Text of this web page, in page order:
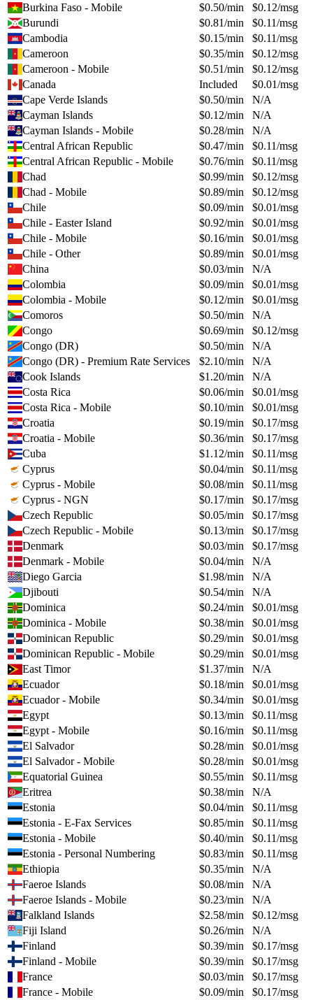
Burkina Faso - Mobile
$0.50/min $0.12/msg
Burundi
$0.81/min $0.11/msg
Cambodia
$0.15/min $0.11/msg
Cameroon
$0.35/min $0.12/msg
Cameroon - Mobile
$0.51/min $0.12/msg
Canada
Included $0.01/msg
Cape Verde Islands
$0.50/min
N/A
Cayman Islands
$0.12/min
N/A
Cayman Islands - Mobile
$0.28/min
N/A
Central African Republic
$0.47/min $0.11/msg
Central African Republic - Mobile
$0.76/min $0.11/msg
Chad
$0.99/min $0.12/msg
Chad - Mobile
$0.89/min $0.12/msg
Chile
$0.09/min $0.01/msg
Chile - Easter Island
$0.92/min $0.01/msg
Chile - Mobile
$0.16/min $0.01/msg
Chile - Other
$0.89/min $0.01/msg
China
$0.03/min
N/A
Colombia
$0.09/min $0.01/msg
Colombia - Mobile
$0.12/min $0.01/msg
Comoros
$0.50/min
N/A
Congo
$0.69/min $0.12/msg
Congo (DR)
$0.50/min
N/A
Congo (DR) - Premium Rate Services
$2.10/min
N/A
Cook Islands
$1.20/min
N/A
Costa Rica
$0.06/min $0.01/msg
Costa Rica - Mobile
$0.10/min $0.01/msg
Croatia
$0.19/min $0.17/msg
Croatia - Mobile
$0.36/min $0.17/msg
Cuba
$1.12/min $0.11/msg
Cyprus
$0.04/min $0.11/msg
Cyprus - Mobile
$0.08/min $0.11/msg
Cyprus - NGN
$0.17/min $0.17/msg
Czech Republic
$0.05/min $0.17/msg
Czech Republic - Mobile
$0.13/min $0.17/msg
Denmark
$0.03/min $0.17/msg
Denmark - Mobile
$0.04/min
N/A
Diego Garcia
$1.98/min
N/A
Djibouti
$0.54/min
N/A
Dominica
$0.24/min $0.01/msg
Dominica - Mobile
$0.38/min $0.01/msg
Dominican Republic
$0.29/min $0.01/msg
Dominican Republic - Mobile
$0.29/min $0.01/msg
East Timor
$1.37/min
N/A
Ecuador
$0.18/min $0.01/msg
Ecuador - Mobile
$0.34/min $0.01/msg
Egypt
$0.13/min $0.11/msg
Egypt - Mobile
$0.16/min $0.11/msg
El Salvador
$0.28/min $0.01/msg
El Salvador - Mobile
$0.28/min $0.01/msg
Equatorial Guinea
$0.55/min $0.11/msg
Eritrea
$0.38/min
N/A
Estonia
$0.04/min $0.11/msg
Estonia - E-Fax Services
$0.85/min $0.11/msg
Estonia - Mobile
$0.40/min $0.11/msg
Estonia - Personal Numbering
$0.83/min $0.11/msg
Ethiopia
$0.35/min
N/A
Faeroe Islands
$0.08/min
N/A
Faeroe Islands - Mobile
$0.23/min
N/A
Falkland Islands
$2.58/min $0.12/msg
Fiji Island
$0.26/min
N/A
Finland
$0.39/min $0.17/msg
Finland - Mobile
$0.39/min $0.17/msg
France
$0.03/min $0.17/msg
France - Mobile
$0.09/min $0.17/msg